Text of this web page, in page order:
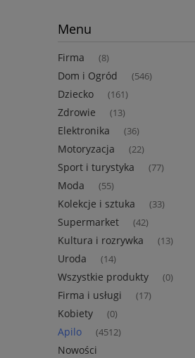
Menu
Firma (8)
Dom i Ogród (546)
Dziecko (161)
Zdrowie (13)
Elektronika (36)
Motoryzacja (22)
Sport i turystyka (77)
Moda (55)
Kolekcje i sztuka (33)
Supermarket (42)
Kultura i rozrywka (13)
Uroda (14)
Wszystkie produkty (0)
Firma i usługi (17)
Kobiety (0)
Apilo (4512)
Nowości